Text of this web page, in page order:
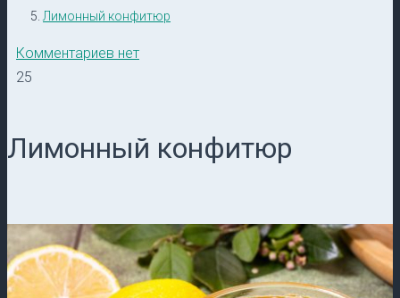
Лимонный конфитюр
Комментариев нет
25
Лимонный конфитюр